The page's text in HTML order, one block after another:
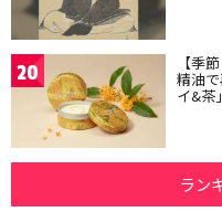
20 【季
精油
イ&茶
ラン